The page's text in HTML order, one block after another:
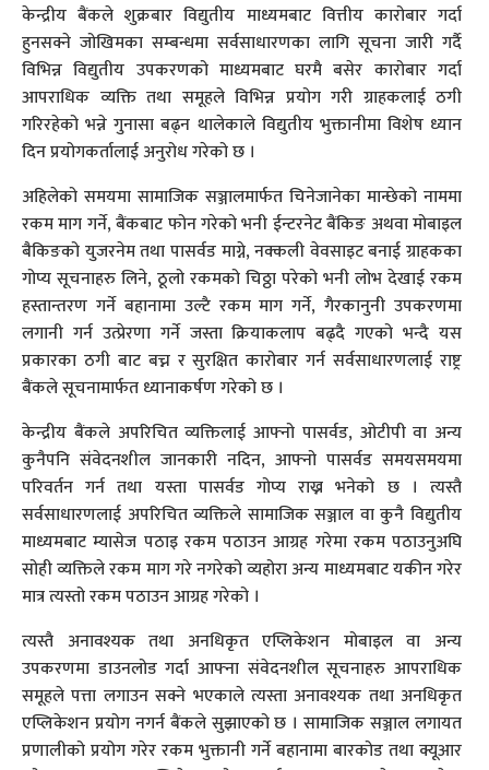
केन्द्रीय बैंकले शुक्रबार विद्युतीय माध्यमबाट वित्तीय कारोबार गर्दा
हुनसक्ने जोखिमका सम्बन्धमा सर्वसाधारणका लागि सूचना जारी गर्दै
विभिन्न विद्युतीय उपकरणको माध्यमबाट घरमै बसेर कारोबार गर्दा
आपराधिक व्यक्ति तथा समूहले विभिन्न प्रयोग गरी ग्राहकलाई ठगी
गरिरहेको भन्ने गुनासा बढ्न थालेकाले विद्युतीय भुक्तानीमा विशेष ध्यान
दिन प्रयोगकर्तालाई अनुरोध गरेको छ ।
अहिलेको समयमा सामाजिक सञ्जालमार्फत चिनेजानेका मान्छेको नाममा
रकम माग गर्ने, बैंकबाट फोन गरेको भनी ईन्टरनेट बैंकिङ अथवा मोबाइल
बैकिङको युजरनेम तथा पासर्वड माग्ने, नक्कली वेवसाइट बनाई ग्राहकका
गोप्य सूचनाहरु लिने, ठूलो रकमको चिठ्ठा परेको भनी लोभ देखाई रकम
हस्तान्तरण गर्ने बहानामा उल्टै रकम माग गर्ने, गैरकानुनी उपकरणमा
लगानी गर्न उत्प्रेरणा गर्ने जस्ता क्रियाकलाप बढ्दै गएको भन्दै यस
प्रकारका ठगी बाट बच्न र सुरक्षित कारोबार गर्न सर्वसाधारणलाई राष्ट्र
बैंकले सूचनामार्फत ध्यानाकर्षण गरेको छ ।
केन्द्रीय बैंकले अपरिचित व्यक्तिलाई आफ्नो पासर्वड, ओटीपी वा अन्य
कुनैपनि संवेदनशील जानकारी नदिन, आफ्नो पासर्वड समयसमयमा
परिवर्तन गर्न तथा यस्ता पासर्वड गोप्य राख्न भनेको छ । त्यस्तै
सर्वसाधारणलाई अपरिचित व्यक्तिले सामाजिक सञ्जाल वा कुनै विद्युतीय
माध्यमबाट म्यासेज पठाइ रकम पठाउन आग्रह गरेमा रकम पठाउनुअघि
सोही व्यक्तिले रकम माग गरे नगरेको व्यहोरा अन्य माध्यमबाट यकीन गरेर
मात्र त्यस्तो रकम पठाउन आग्रह गरेको ।
त्यस्तै अनावश्यक तथा अनधिकृत एप्लिकेशन मोबाइल वा अन्य
उपकरणमा डाउनलोड गर्दा आफ्ना संवेदनशील सूचनाहरु आपराधिक
समूहले पत्ता लगाउन सक्ने भएकाले त्यस्ता अनावश्यक तथा अनधिकृत
एप्लिकेशन प्रयोग नगर्न बैंकले सुझाएको छ । सामाजिक सञ्जाल लगायत
प्रणालीको प्रयोग गरेर रकम भुक्तानी गर्ने बहानामा बारकोड तथा क्यूआर